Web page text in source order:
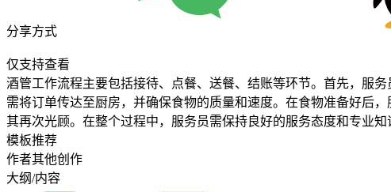
分享方式
仅支持查看
酒管工作流程主要包括接待、点餐、送餐、结账等环节。首先，服
需将订单传达至厨房，并确保食物的质量和速度。在食物准备好后
其再次光顾。在整个过程中，服务员需保持良好的服务态度和专业知
模板推荐
作者其他创作
大纲/内容